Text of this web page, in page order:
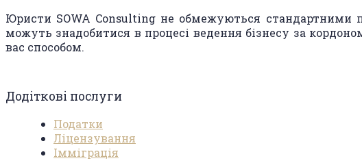
Юристи SOWA Consulting не обмежуються стандартними
можуть знадобитися в процесі ведення бізнесу за
вас способом.
Додіткові послуги
Податки
Ліцензування
Імміграція